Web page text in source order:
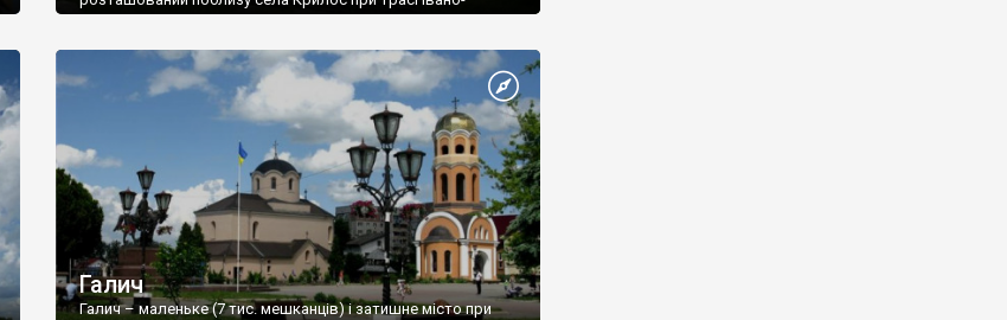
В скансені зібрано предмети народної архітектури
(переважно, дерев’яної) з чотирьох етнографічних областей
Прикарпаття: Покуття, Гуцульщини, Бойківщині та Опілля.
Галич
Галич – маленьке (7 тис. мешканців) і затишне місто при